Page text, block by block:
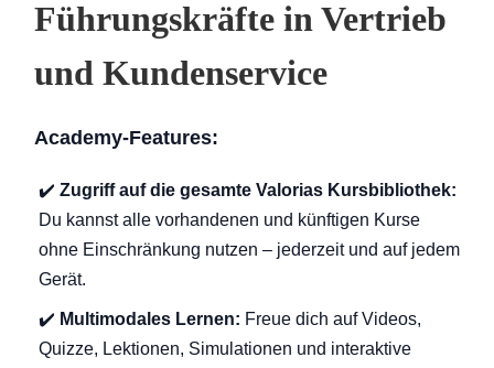
Führungskräfte in Vertrieb
und Kundenservice
Academy-Features:
✔️ Zugriff auf die gesamte Valorias Kursbibliothek:
Du kannst alle vorhandenen und künftigen Kurse
ohne Einschränkung nutzen – jederzeit und auf jedem
Gerät.
✔️ Multimodales Lernen: Freue dich auf Videos,
Quizze, Lektionen, Simulationen und interaktive